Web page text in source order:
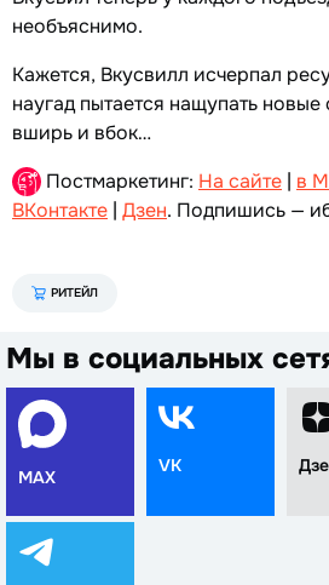
необъяснимо.
Кажется, Вкусвилл исчерпал
наугад пытается нащупать
вширь и вбок…
Постмаркетинг: На сайте | в
ВКонтакте | Дзен. Подпишись —
РИТЕЙЛ
Мы в социальных
MAX
VK